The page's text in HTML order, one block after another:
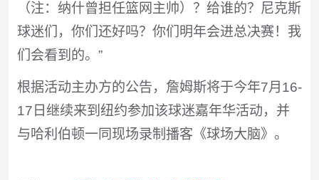
（注：纳什曾担任篮网主帅）？给谁的？尼克斯
球迷们，你们还好吗？你们明年会进总决赛！我
们会看到的。”
根据活动主办方的公告，詹姆斯将于今年7月16-
17日继续来到纽约参加该球迷嘉年华活动，并
与哈利伯顿一同现场录制播客《球场大脑》。